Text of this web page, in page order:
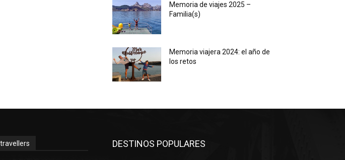
Memoria de viajes 2025 –
Familia(s)
Memoria viajera 2024: el año de
los retos
travellers DESTINOS POPULARES